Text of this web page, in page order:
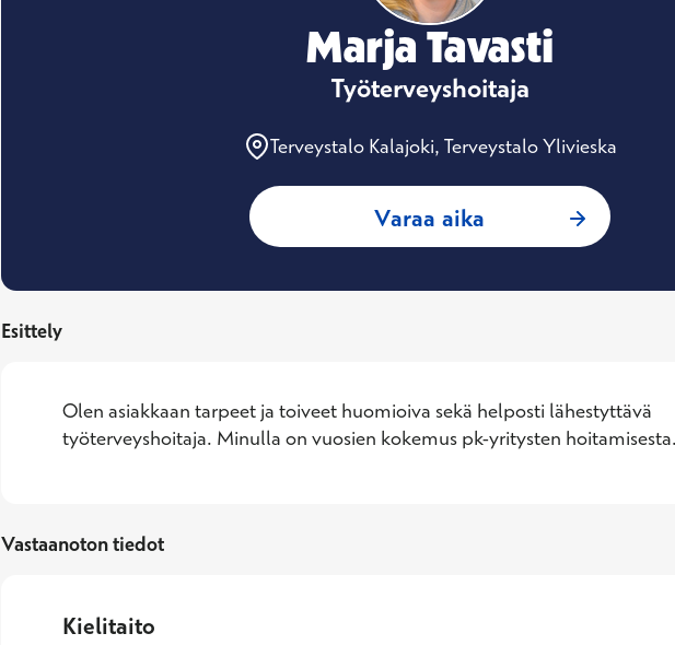
Marja Tavasti
Työterveyshoitaja
Terveystalo Kalajoki, Terveystalo Ylivieska
Varaa aika : Marja Tavasti,
Esittely
Olen asiakkaan tarpeet ja toiveet huomioiva sekä helposti lähestyttävä
työterveyshoitaja. Minulla on vuosien kokemus pk-yritysten hoitamisesta.
Vastaanoton tiedot
Kielitaito